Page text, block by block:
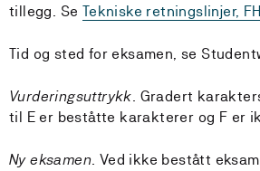
tillegg. Se Tekniske retningslinjer,
Tid og sted for eksamen, se
Vurderingsuttrykk. Gradert
til E er beståtte karakterer og F er
Ny eksamen. Ved ikke bestått